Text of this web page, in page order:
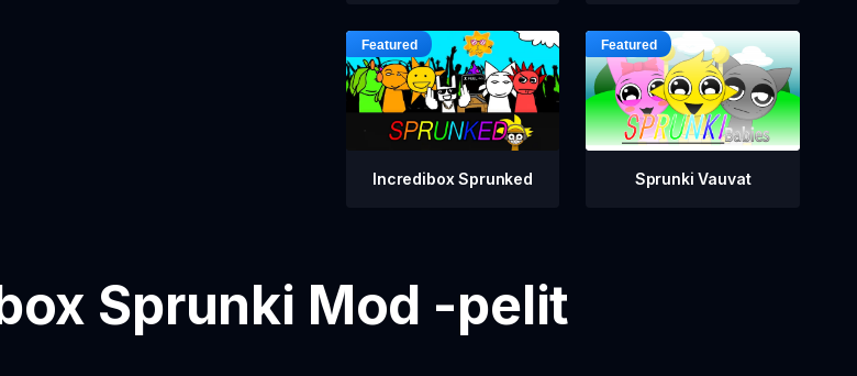
Incredibox Sprunked Sprunki Vauvat
Sprunki Mod -pelit